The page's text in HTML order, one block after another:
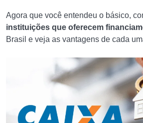
Agora que você entendeu o básico,
instituições que oferecem
Brasil e veja as vantagens de cada